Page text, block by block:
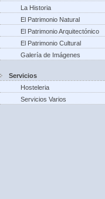
La Historia
El Patrimonio Natural
El Patrimonio Arquitectónico
El Patrimonio Cultural
Galería de Imágenes
Servicios
Hosteleria
Servicios Varios